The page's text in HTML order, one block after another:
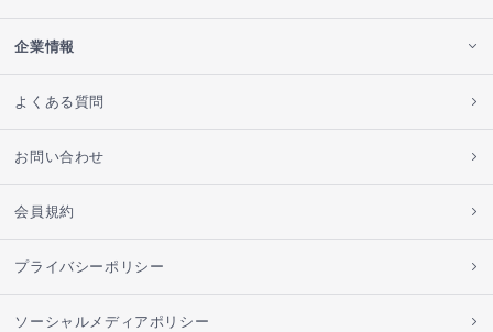
企業情報
よくある質問
お問い合わせ
会員規約
プライバシーポリシー
ソーシャルメディアポリシー